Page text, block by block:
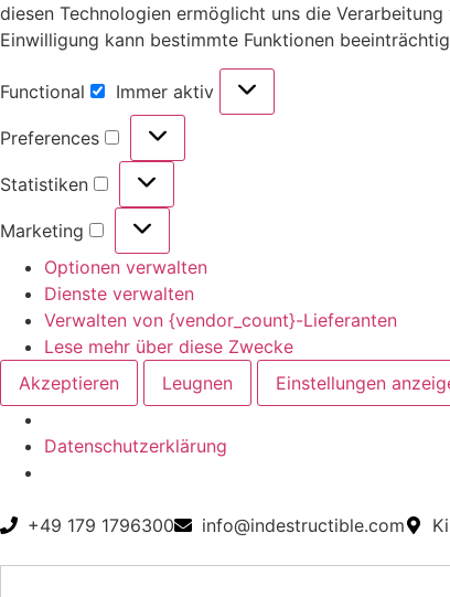
diesen Technologien ermöglicht uns die
Einwilligung kann bestimmte Funktionen
Functional Immer aktiv
Preferences
Statistiken
Marketing
Optionen verwalten
Dienste verwalten
Verwalten von {vendor_count}-Lieferanten
Lese mehr über diese Zwecke
Akzeptieren
Leugnen Einstellungen
Datenschutzerklärung
+49 179 1796300 info@indestructible.com